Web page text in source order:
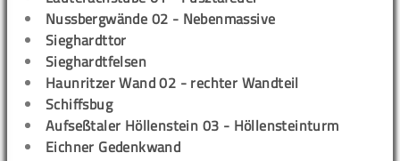
Nussbergwände 02 - Nebenmassive
Sieghardttor
Sieghardtfelsen
Haunritzer Wand 02 - rechter Wandteil
Schiffsbug
Aufseßtaler Höllenstein 03 - Höllensteinturm
Eichner Gedenkwand